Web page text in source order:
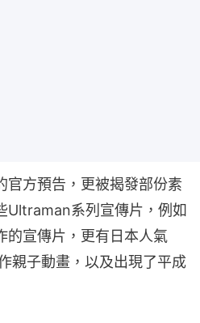
官方預告，更被揭發部份素
Ultraman系列宣傳片，例如
的宣傳片，更有日本人氣
親子動畫，以及出現了平成